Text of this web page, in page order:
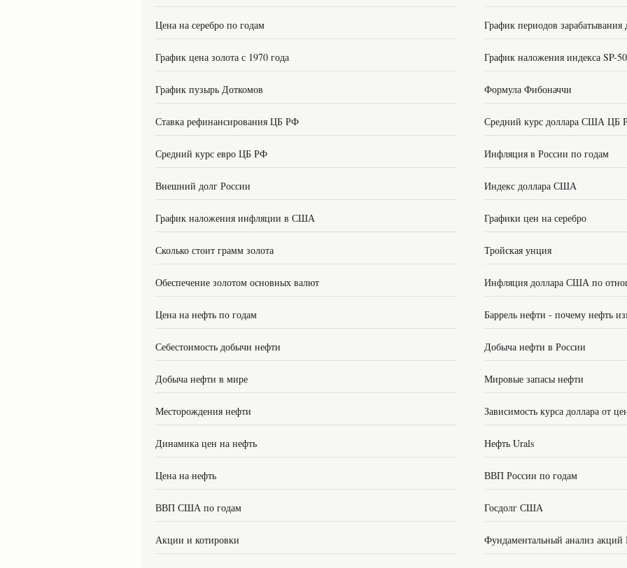
Цена на серебро по годам График периодов зарабатывания
График цена золота с 1970 года График наложения индекса SP-
График пузырь Доткомов Формула Фибоначчи
Ставка рефинансирования ЦБ РФ Средний курс доллара США ЦБ
Средний курс евро ЦБ РФ Инфляция в России по годам
Внешний долг России Индекс доллара США
График наложения инфляции в США Графики цен на серебро
Сколько стоит грамм золота Тройская унция
Обеспечение золотом основных валют Инфляция доллара США по
Цена на нефть по годам Баррель нефти - почему нефть
Себестоимость добычи нефти Добыча нефти в России
Добыча нефти в мире Мировые запасы нефти
Месторождения нефти Зависимость курса доллара от
Динамика цен на нефть Нефть Urals
Цена на нефть ВВП России по годам
ВВП США по годам Госдолг США
Акции и котировки Фундаментальный анализ